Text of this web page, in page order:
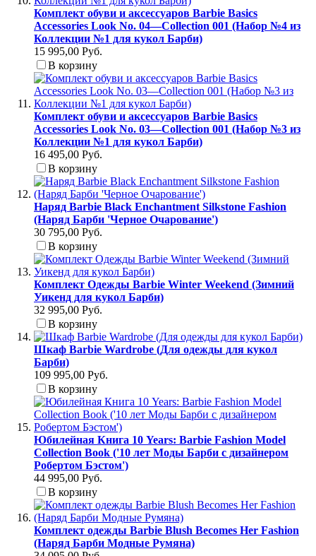
Комплект обуви и аксессуаров Barbie Basics
Accessories Look No. 04—Collection 001 (Набор №4 из
Коллекции №1 для кукол Барби)
15 995,00 Руб.
В корзину
Комплект обуви и аксессуаров Barbie Basics
Accessories Look No. 03—Collection 001 (Набор №3 из
Коллекции №1 для кукол Барби)
16 495,00 Руб.
В корзину
Наряд Barbie Black Enchantment Silkstone Fashion
(Наряд Барби 'Черное Очарование')
30 795,00 Руб.
В корзину
Комплект Одежды Barbie Winter Weekend (Зимний
Уикенд для кукол Барби)
32 995,00 Руб.
В корзину
Шкаф Barbie Wardrobe (Для одежды для кукол
Барби)
109 995,00 Руб.
В корзину
Юбилейная Книга 10 Years: Barbie Fashion Model
Collection Book ('10 лет Моды Барби с дизайнером
Робертом Бэстом')
44 995,00 Руб.
В корзину
Комплект одежды Barbie Blush Becomes Her Fashion
(Наряд Барби Модные Румяна)